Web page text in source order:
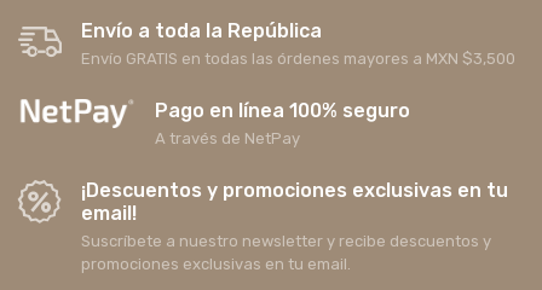
Envío a toda la República
Envío GRATIS en todas las órdenes mayores a MXN $3,500
Pago en línea 100% seguro
A través de NetPay
¡Descuentos y promociones exclusivas en tu
email!
Suscríbete a nuestro newsletter y recibe descuentos y
promociones exclusivas en tu email.